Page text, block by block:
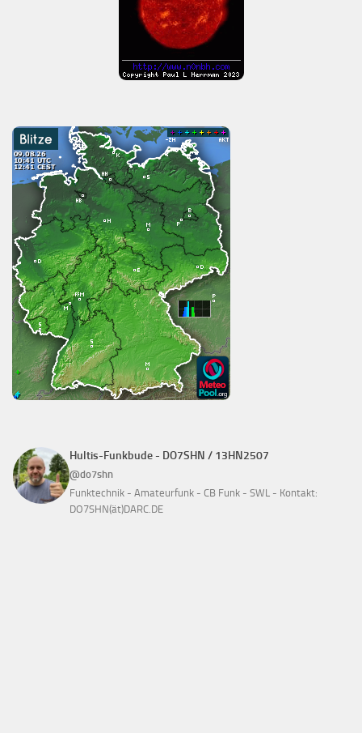
Hultis-Funkbude - DO7SHN / 13HN2507
@do7shn
Funktechnik - Amateurfunk - CB Funk - SWL - Kontakt:
DO7SHN(ät)DARC.DE